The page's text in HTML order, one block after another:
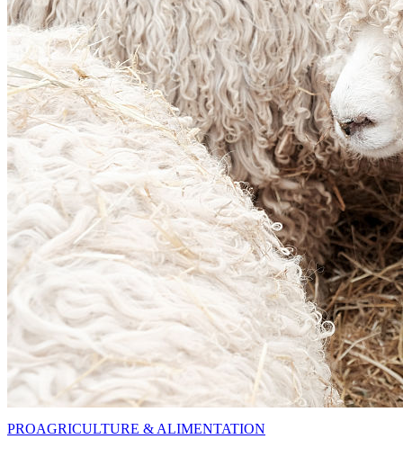
PROAGRICULTURE & ALIMENTATION